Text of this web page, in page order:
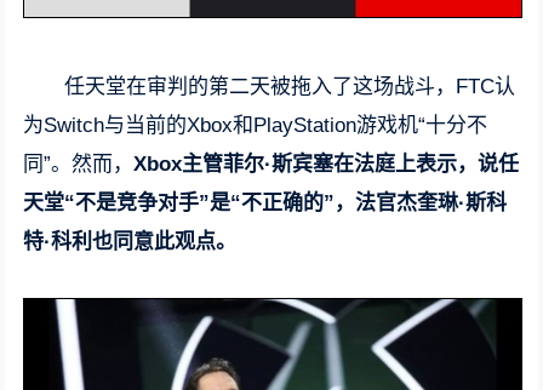
任天堂在审判的第二天被拖入了这场战斗，FTC认
为Switch与当前的Xbox和PlayStation游戏机“十分不
同”。然而，Xbox主管菲尔·斯宾塞在法庭上表示，说任
天堂“不是竞争对手”是“不正确的”，法官杰奎琳·斯科
特·科利也同意此观点。